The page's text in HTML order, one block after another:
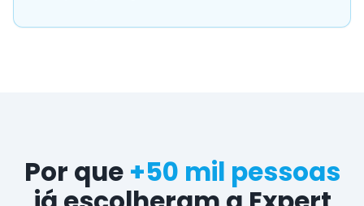
Por que +50 mil pessoas